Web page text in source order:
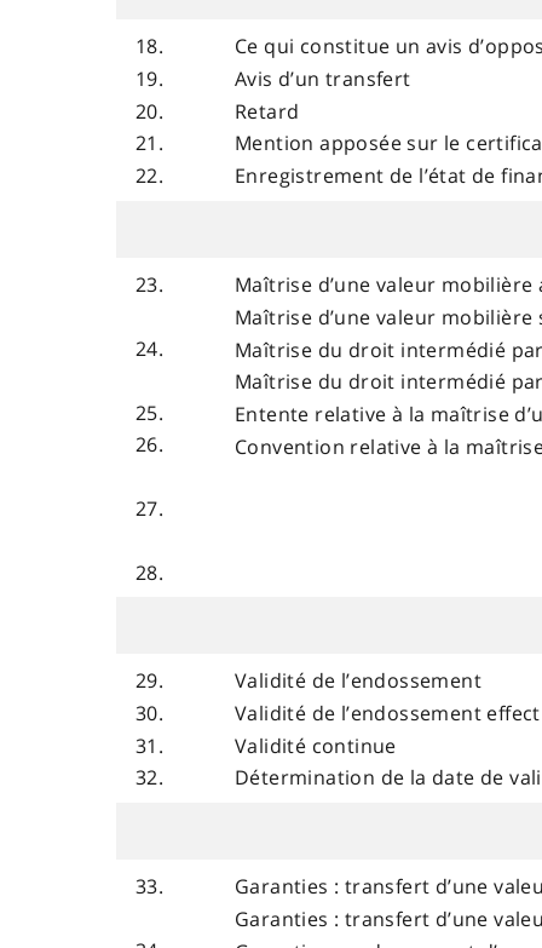
18.
19.
20.
21.
22.
Ce qui constitue un avis
Avis d’un transfert
Retard
Mention apposée sur le
Enregistrement de l’état de
23.
24.
25.
26.
27.
28.
Maîtrise d’une valeur
Maîtrise d’une valeur
Maîtrise du droit intermédié
Maîtrise du droit intermédié
Entente relative à la maîtrise
Convention relative à la
29.
30.
31.
32.
Validité de l’endossement
Validité de l’endossement
Validité continue
Détermination de la date de
33.
Garanties : transfert d’une
Garanties : transfert d’une